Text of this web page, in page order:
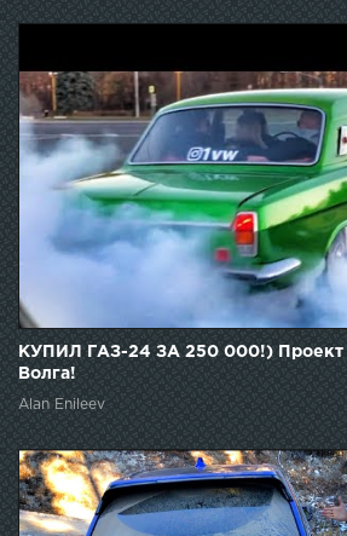
КУПИЛ ГАЗ-24 ЗА 250 000!) Проект
Волга!
Alan Enileev